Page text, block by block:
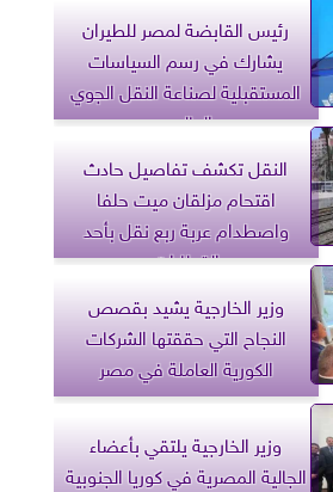
رئيس القابضة لمصر للطيران
يشارك في رسم السياسات
المستقبلية لصناعة النقل الجوي
العالمي
النقل تكشف تفاصيل حادث
اقتحام مزلقان ميت حلفا
واصطدام عربة ربع نقل بأحد
القطارات
وزير الخارجية يشيد بقصص
النجاح التي حققتها الشركات
الكورية العاملة في مصر
وزير الخارجية يلتقي بأعضاء
الجالية المصرية في كوريا الجنوبية